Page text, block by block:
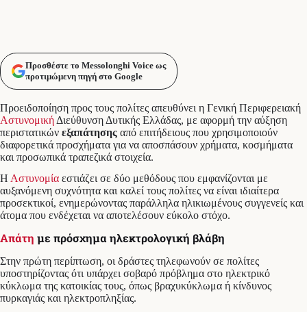
Προσθέστε το Messolonghi Voice ως
προτιμώμενη πηγή στο Google
Προειδοποίηση προς τους πολίτες απευθύνει η Γενική Περιφερειακή
Αστυνομική Διεύθυνση Δυτικής Ελλάδας, με αφορμή την αύξηση
περιστατικών εξαπάτησης από επιτήδειους που χρησιμοποιούν
διαφορετικά προσχήματα για να αποσπάσουν χρήματα, κοσμήματα
και προσωπικά τραπεζικά στοιχεία.
Η Αστυνομία εστιάζει σε δύο μεθόδους που εμφανίζονται με
αυξανόμενη συχνότητα και καλεί τους πολίτες να είναι ιδιαίτερα
προσεκτικοί, ενημερώνοντας παράλληλα ηλικιωμένους συγγενείς και
άτομα που ενδέχεται να αποτελέσουν εύκολο στόχο.
Απάτη με πρόσχημα ηλεκτρολογική βλάβη
Στην πρώτη περίπτωση, οι δράστες τηλεφωνούν σε πολίτες
υποστηρίζοντας ότι υπάρχει σοβαρό πρόβλημα στο ηλεκτρικό
κύκλωμα της κατοικίας τους, όπως βραχυκύκλωμα ή κίνδυνος
πυρκαγιάς και ηλεκτροπληξίας.